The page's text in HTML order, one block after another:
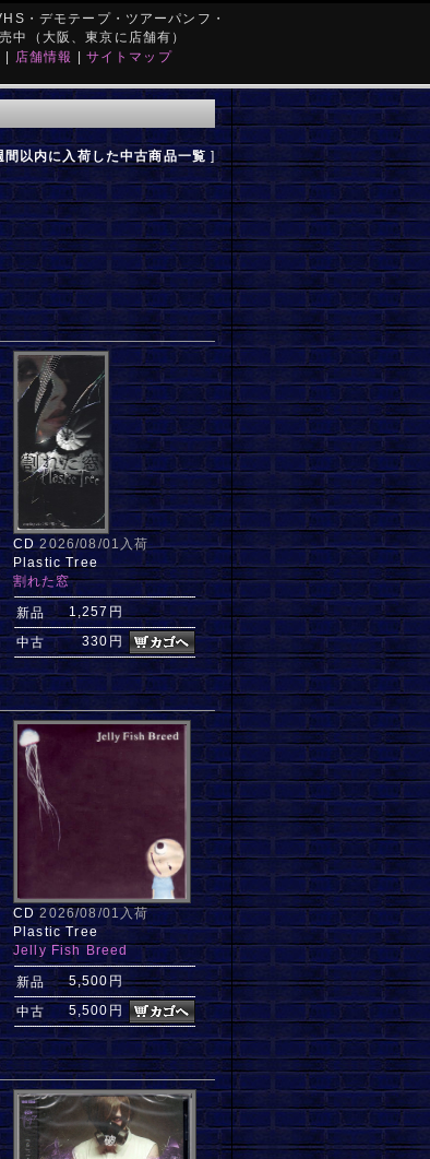
・デモテープ・ツアーパンフ・
中（大阪、東京に店舗有）
| 店舗情報 | サイトマップ
間以内に入荷した中古商品一覧 ]
CD2026/08/01入荷
Plastic Tree
割れた窓
新品 1,257円
中古 330円
CD2026/08/01入荷
Plastic Tree
Jelly Fish Breed
新品 5,500円
中古 5,500円